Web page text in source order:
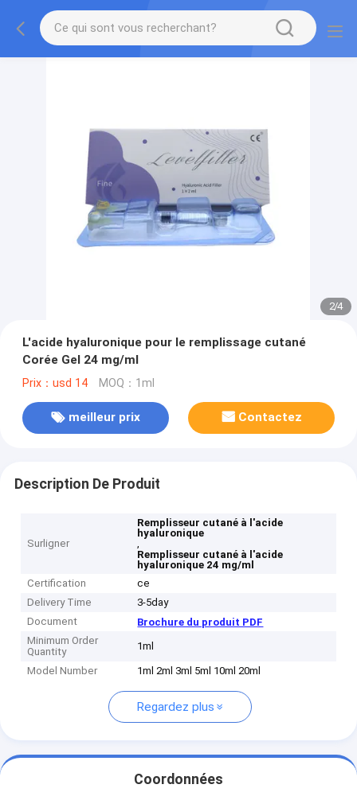
2/4
L'acide hyaluronique pour le remplissage cutané
Corée Gel 24 mg/ml
Prix：usd 14 MOQ：1ml
meilleur prix Contactez
Description De Produit
Surligner
Remplisseur cutané à l'acide
hyaluronique
,
Remplisseur cutané à l'acide
hyaluronique 24 mg/ml
Certification
ce
Delivery Time
3-5day
Document
Brochure du produit PDF
Minimum Order
Quantity
1ml
Model Number 1ml 2ml 3ml 5ml 10ml 20ml
Regardez plus
Coordonnées